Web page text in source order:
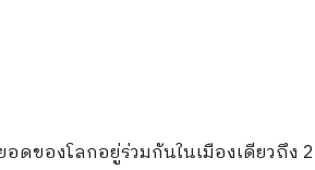
ของโลกอยู่ร่วมกันในเมืองเดียวถึง